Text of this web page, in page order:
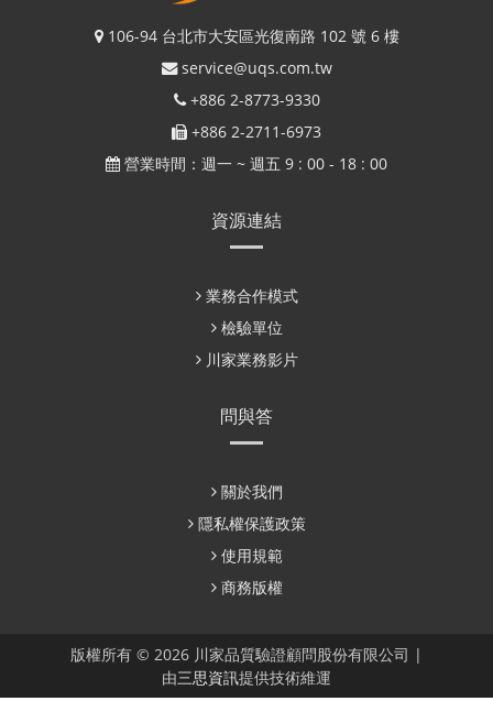
106-94 台北市大安區光復南路 102 號 6 樓
service@uqs.com.tw
+886 2-8773-9330
+886 2-2711-6973
營業時間：週一 ~ 週五 9 : 00 - 18 : 00
資源連結
業務合作模式
檢驗單位
川家業務影片
問與答
關於我們
隱私權保護政策
使用規範
商務版權
版權所有 © 2026 川家品質驗證顧問股份有限公司 |
由三思資訊提供技術維運